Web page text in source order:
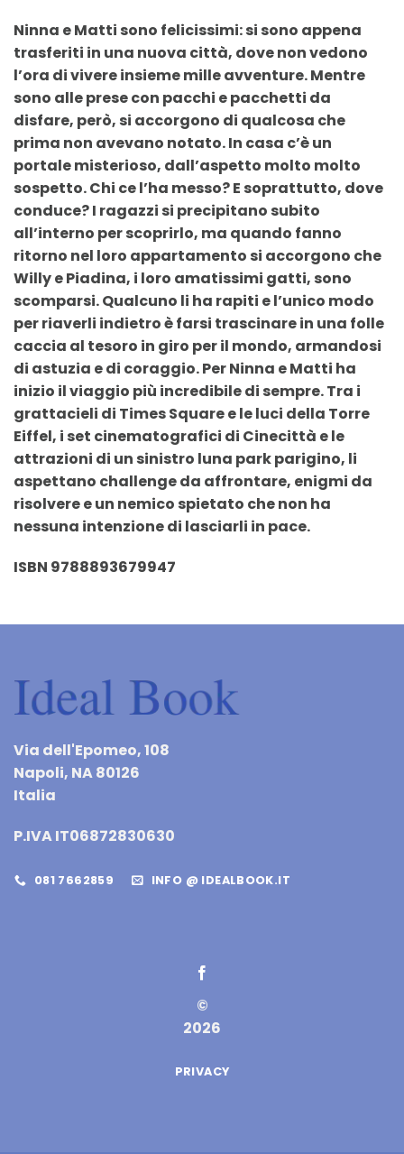
Ninna e Matti sono felicissimi: si sono appena
trasferiti in una nuova città, dove non vedono
l’ora di vivere insieme mille avventure. Mentre
sono alle prese con pacchi e pacchetti da
disfare, però, si accorgono di qualcosa che
prima non avevano notato. In casa c’è un
portale misterioso, dall’aspetto molto molto
sospetto. Chi ce l’ha messo? E soprattutto, dove
conduce? I ragazzi si precipitano subito
all’interno per scoprirlo, ma quando fanno
ritorno nel loro appartamento si accorgono che
Willy e Piadina, i loro amatissimi gatti, sono
scomparsi. Qualcuno li ha rapiti e l’unico modo
per riaverli indietro è farsi trascinare in una folle
caccia al tesoro in giro per il mondo, armandosi
di astuzia e di coraggio. Per Ninna e Matti ha
inizio il viaggio più incredibile di sempre. Tra i
grattacieli di Times Square e le luci della Torre
Eiffel, i set cinematografici di Cinecittà e le
attrazioni di un sinistro luna park parigino, li
aspettano challenge da affrontare, enigmi da
risolvere e un nemico spietato che non ha
nessuna intenzione di lasciarli in pace.
ISBN 9788893679947
Via dell'Epomeo, 108
Napoli, NA 80126
Italia
P.IVA IT06872830630
081 7662859 INFO @ IDEALBOOK.IT
©
2026
PRIVACY